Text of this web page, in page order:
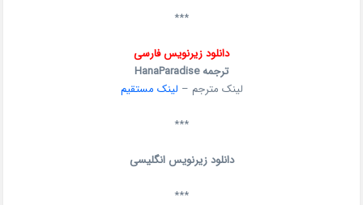
***
دانلود زیرنویس فارسی
ترجمه HanaParadise
لینک مترجم – لینک مستقیم
***
دانلود زیرنویس انگلیسی
***